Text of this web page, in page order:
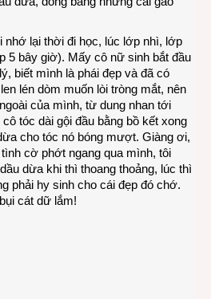
lại thời đi học, lúc lớp nhì, lớp
5 bây giờ). Mấy cô nữ sinh bắt đầu
biết mình là phái đẹp và đã có
lén dòm muốn lòi tròng mắt, nên
của mình, từ dung nhan tới
tóc dài gội đầu bằng bồ kết xong
cho tóc nó bóng mượt. Giàng ơi,
cờ phớt ngang qua mình, tôi
dừa khi thì thoang thoảng, lúc thì
phải hy sinh cho cái đẹp đó chớ.
cát dữ lắm!